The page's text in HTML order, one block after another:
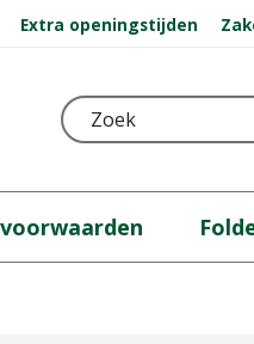
Extra openingstijden